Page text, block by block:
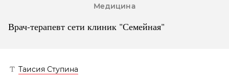
Медицина
Врач-терапевт сети клиник "Семейная"
Таисия Ступина